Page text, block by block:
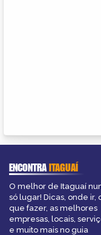
ENCONTRAITAGUAÍ
O melhor de Itaguaí
só lugar! Dicas, onde ir,
que fazer, as melhores
empresas, locais,
e muito mais no guia